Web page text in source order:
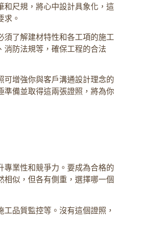
和尺規，將心中設計具象化，這
求。
了解建材特性和各工項的施工
消防法規等，確保工程的合法
增強你與客戶溝通設計理念的
準備並取得這兩張證照，將為你
業性和競爭力。要成為合格的
似，但各有側重，選擇哪一個
品質監控等。沒有這個證照，